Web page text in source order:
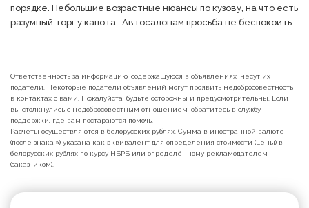
порядке. Небольшие возрастные нюансы по кузову, на что есть
разумный торг у капота.  Автосалонам просьба не беспокоить
Ответственность за информацию, содержащуюся в объявлениях, несут их
податели. Некоторые податели объявлений могут проявить недобросовестность
в контактах с вами. Пожалуйста, будьте осторожны и предусмотрительны. Если
вы столкнулись с недобросовестным отношением, обратитесь в службу
поддержки, где вам постараются помочь.
Расчёты осуществляются в белорусских рублях. Сумма в иностранной валюте
(после знака ≈) указана как эквивалент для определения стоимости (цены) в
белорусских рублях по курсу НБРБ или определённому рекламодателем
(заказчиком).